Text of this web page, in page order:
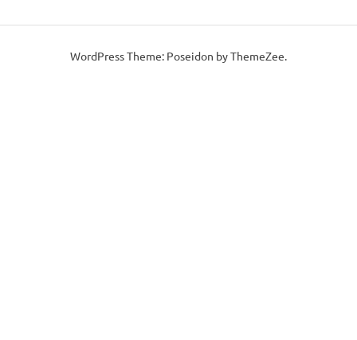
WordPress Theme: Poseidon by ThemeZee.